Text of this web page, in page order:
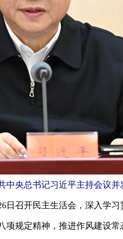
中央总书记习近平主持会议
开民主生活会，深入学习
规定精神，推进作风建设